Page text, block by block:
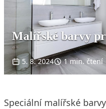
Malířské barvy
5. 8. 2024 1 min. čtení
Speciální malířské